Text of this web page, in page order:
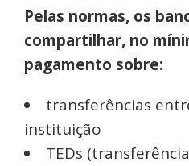
Pelas normas, os
compartilhar, no
pagamento sobre:
transferências
instituição
TEDs